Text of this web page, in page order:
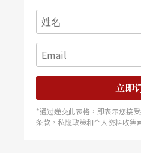
立即
*通过递交此表格，即表示您接
条款，私隐政策和个人资料收集